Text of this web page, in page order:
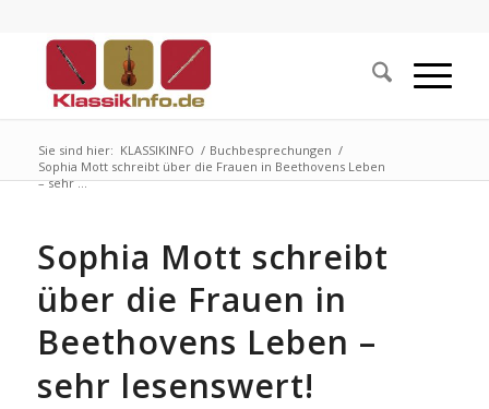
Sie sind hier: KLASSIKINFO / Buchbesprechungen /
Sophia Mott schreibt über die Frauen in Beethovens Leben
– sehr ...
Sophia Mott schreibt
über die Frauen in
Beethovens Leben –
sehr lesenswert!